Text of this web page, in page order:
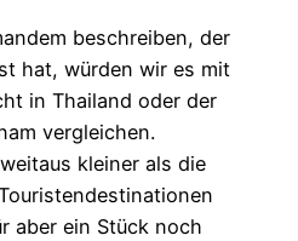
beschreiben, der
hat, würden wir es mit
in Thailand oder der
vergleichen.
kleiner als die
aber ein Stück noch